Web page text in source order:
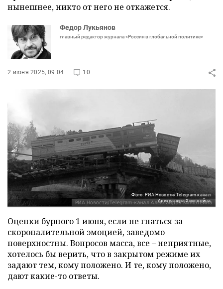
нынешнее, никто от него не откажется.
Федор Лукьянов
главный редактор журнала «Россия в глобальной политике»
2 июня 2025, 09:04 10
Фото: РИА Новости/Telegram-канал
Александра Хинштейна
Оценки бурного 1 июня, если не гнаться за
скоропалительной эмоцией, заведомо
поверхностны. Вопросов масса, все – неприятные,
хотелось бы верить, что в закрытом режиме их
задают тем, кому положено. И те, кому положено,
дают какие-то ответы.